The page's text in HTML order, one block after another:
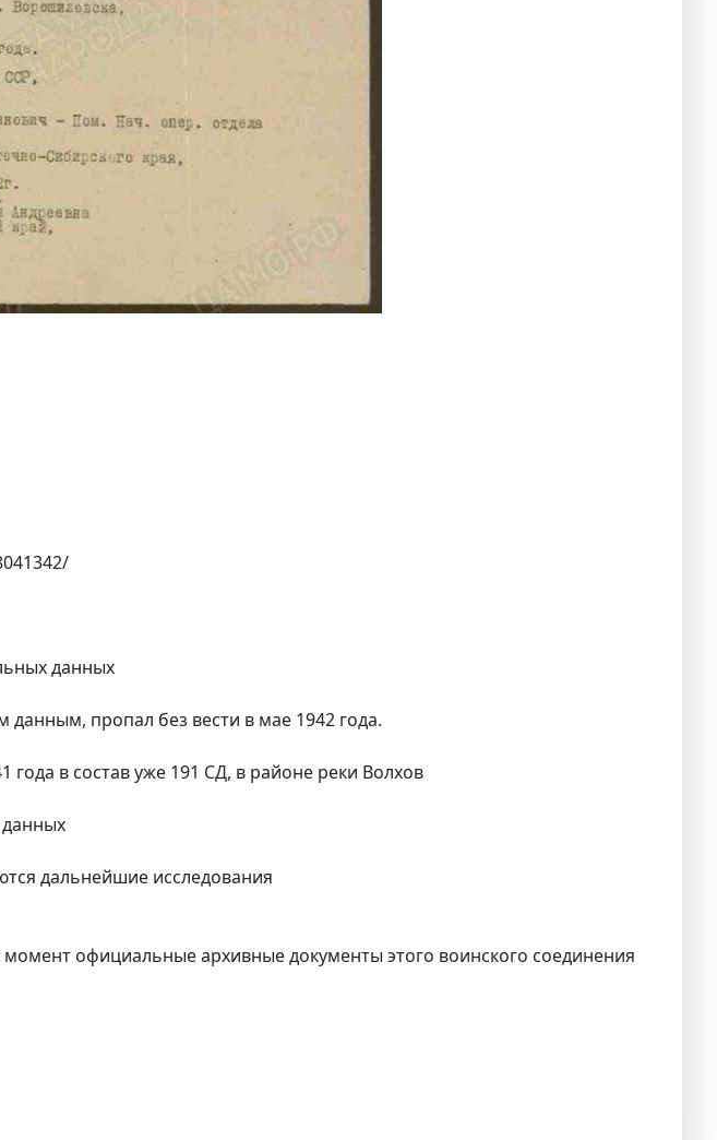
данных
пропал без вести в мае 1942 года.
в состав уже 191 СД, в районе реки Волхов
дальнейшие исследования
официальные архивные документы этого воинского соединения